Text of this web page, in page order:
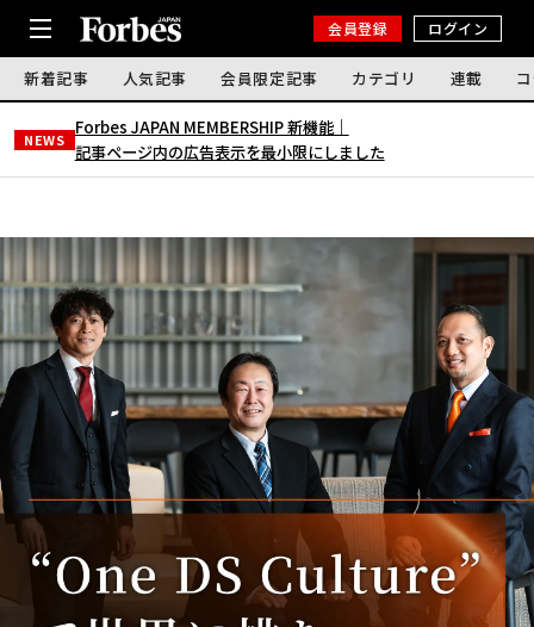
会員登録 ログイン
新着記事 人気記事 会員限定記事 カテゴリ 連載
NEWS
Forbes JAPAN MEMBERSHIP 新機能｜
記事ページ内の広告表示を最小限にしました